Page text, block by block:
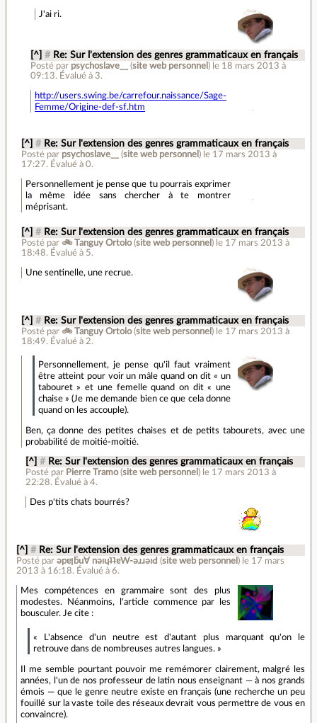
J'ai ri.
[^] # Re: Sur l'extension des genres grammaticaux en français
Posté par psychoslave__ (site web personnel ) le 18 mars 2013 à
09:13. Évalué à 3.
http://users.swing.be/carrefour.naissance/Sage-
Femme/Origine-def-sf.htm
[^] # Re: Sur l'extension des genres grammaticaux en français
Posté par psychoslave__ (site web personnel ) le 17 mars 2013 à
17:27. Évalué à 0.
Personnellement je pense que tu pourrais exprimer
la même idée sans chercher à te montrer
méprisant.
[^] # Re: Sur l'extension des genres grammaticaux en français
Posté par 🚲 Tanguy Ortolo(site web personnel ) le 17 mars 2013 à
18:48. Évalué à 5.
Une sentinelle, une recrue.
[^] # Re: Sur l'extension des genres grammaticaux en français
Posté par 🚲 Tanguy Ortolo(site web personnel ) le 17 mars 2013 à
18:49. Évalué à 2.
Personnellement, je pense qu'il faut vraiment
être atteint pour voir un mâle quand on dit « un
tabouret » et une femelle quand on dit « une
chaise » (Je me demande bien ce que cela donne
quand on les accouple).
Ben, ça donne des petites chaises et de petits tabourets, avec une
probabilité de moitié-moitié.
[^] # Re: Sur l'extension des genres grammaticaux en français
Posté par Pierre Tramo(site web personnel ) le 17 mars 2013 à
22:28. Évalué à4.
Des p'tits chats bourrés?
[^] # Re: Sur l'extension des genres grammaticaux en français
Posté par ǝpɐןƃu∀ nǝıɥʇʇɐW-ǝɹɹǝıԀ (site web personnel ) le 17 mars
2013 à 16:18. Évalué à6.
Mes compétences en grammaire sont des plus
modestes. Néanmoins, l'article commence par les
bousculer. Je cite :
« L'absence d'un neutre est d'autant plus marquant qu'on le
retrouve dans de nombreuses autres langues. »
Il me semble pourtant pouvoir me remémorer clairement, malgré les
années, l'un de nos professeur de latin nous enseignant — à nos grands
émois — que le genre neutre existe en français (une recherche un peu
fouillé sur la vaste toile des réseaux devrait vous permettre de vous en
convaincre).